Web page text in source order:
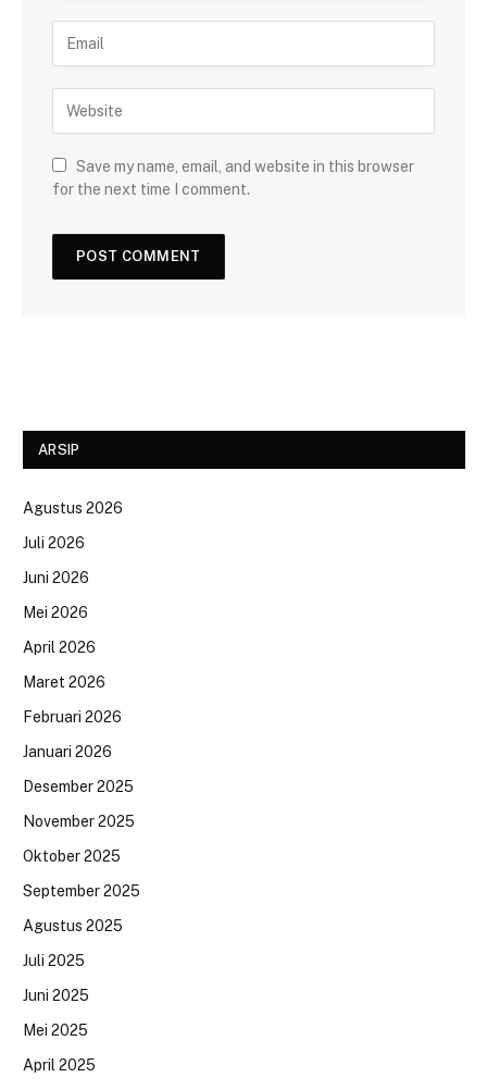
Save my name, email, and website in this browser
for the next time I comment.
ARSIP
Agustus 2026
Juli 2026
Juni 2026
Mei 2026
April 2026
Maret 2026
Februari 2026
Januari 2026
Desember 2025
November 2025
Oktober 2025
September 2025
Agustus 2025
Juli 2025
Juni 2025
Mei 2025
April 2025